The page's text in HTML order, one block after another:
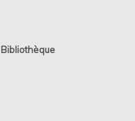
Bibliothèque